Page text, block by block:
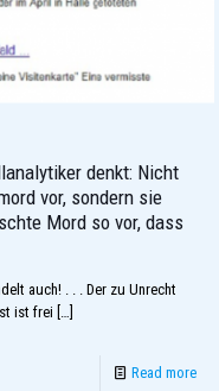
denkt: Nicht
vor, sondern sie
Mord so vor, dass
auch! . . . Der zu Unrecht
ist frei […]
Read more